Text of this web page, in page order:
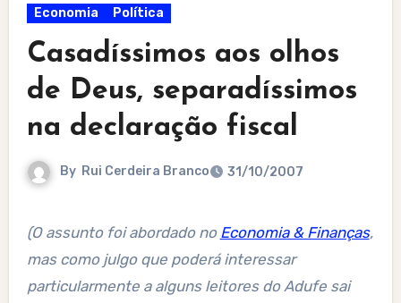
Economia Política
Casadíssimos aos olhos
de Deus, separadíssimos
na declaração fiscal
By Rui Cerdeira Branco 31/10/2007
(O assunto foi abordado no Economia & Finanças,
mas como julgo que poderá interessar
particularmente a alguns leitores do Adufe sai